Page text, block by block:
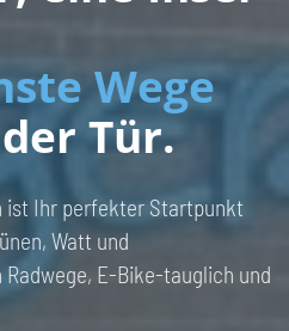
Wege
Tür.
ist Ihr perfekter Startpunkt
Watt und
E-Bike-tauglich und